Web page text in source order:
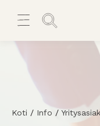
Koti / Info /